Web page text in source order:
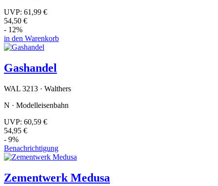
UVP: 61,99 €
54,50 €
- 12%
in den Warenkorb
Gashandel
WAL 3213 · Walthers
N · Modelleisenbahn
UVP: 60,59 €
54,95 €
- 9%
Benachrichtigung
Zementwerk Medusa